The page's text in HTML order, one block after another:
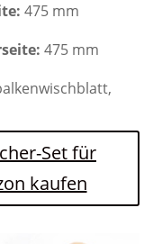
475 mm
475 mm
Set für
kaufen